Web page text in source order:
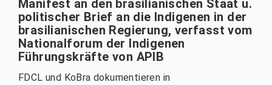
Manifest an den brasilianischen Staat u.
politischer Brief an die Indigenen in der
brasilianischen Regierung, verfasst vom
Nationalforum der Indigenen
Führungskräfte von APIB
FDCL und KoBra dokumentieren in